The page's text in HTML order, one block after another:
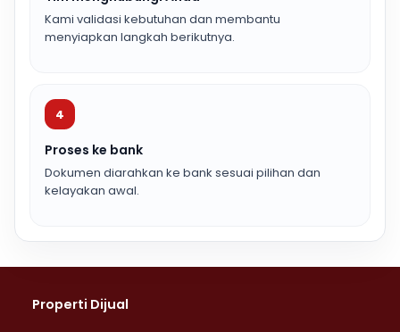
Kami validasi kebutuhan dan membantu
menyiapkan langkah berikutnya.
4
Proses ke bank
Dokumen diarahkan ke bank sesuai pilihan dan
kelayakan awal.
Properti Dijual